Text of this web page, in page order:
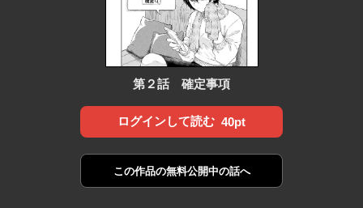
第２話 確定事項
ログインして読む 40pt
この作品の無料公開中の話へ